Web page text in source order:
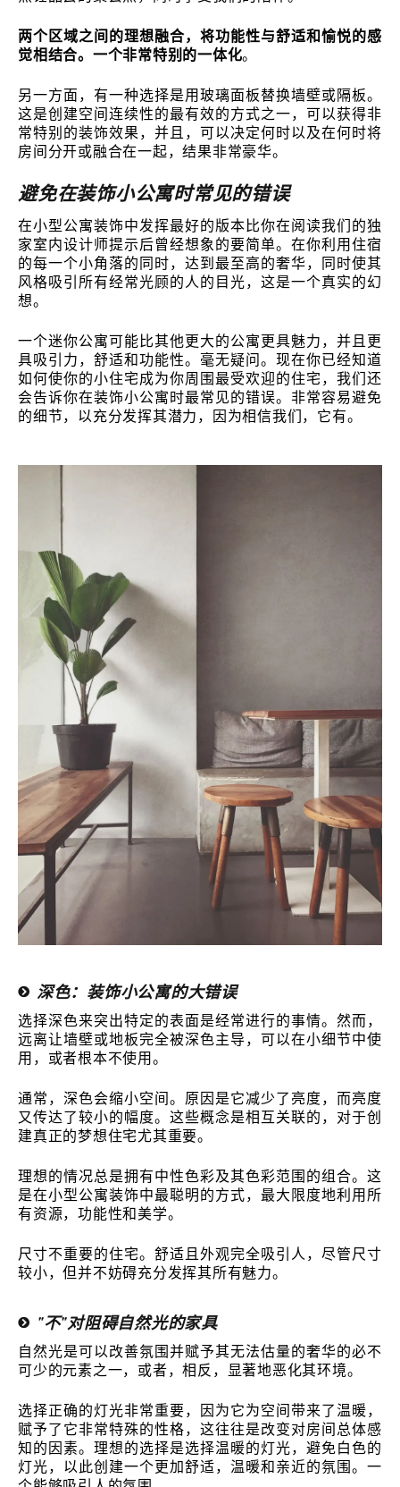
两个区域之间的理想融合，将功能性与舒适和愉悦的感
觉相结合。一个非常特别的一体化。
另一方面，有一种选择是用玻璃面板替换墙壁或隔板。
这是创建空间连续性的最有效的方式之一，可以获得非
常特别的装饰效果，并且，可以决定何时以及在何时将
房间分开或融合在一起，结果非常豪华。
避免在装饰小公寓时常见的错误
在小型公寓装饰中发挥最好的版本比你在阅读我们的独
家室内设计师提示后曾经想象的要简单。在你利用住宿
的每一个小角落的同时，达到最至高的奢华，同时使其
风格吸引所有经常光顾的人的目光，这是一个真实的幻
想。
一个迷你公寓可能比其他更大的公寓更具魅力，并且更
具吸引力，舒适和功能性。毫无疑问。现在你已经知道
如何使你的小住宅成为你周围最受欢迎的住宅，我们还
会告诉你在装饰小公寓时最常见的错误。非常容易避免
的细节，以充分发挥其潜力，因为相信我们，它有。
深色：装饰小公寓的大错误
选择深色来突出特定的表面是经常进行的事情。然而，
远离让墙壁或地板完全被深色主导，可以在小细节中使
用，或者根本不使用。
通常，深色会缩小空间。原因是它减少了亮度，而亮度
又传达了较小的幅度。这些概念是相互关联的，对于创
建真正的梦想住宅尤其重要。
理想的情况总是拥有中性色彩及其色彩范围的组合。这
是在小型公寓装饰中最聪明的方式，最大限度地利用所
有资源，功能性和美学。
尺寸不重要的住宅。舒适且外观完全吸引人，尽管尺寸
较小，但并不妨碍充分发挥其所有魅力。
"不"对阻碍自然光的家具
自然光是可以改善氛围并赋予其无法估量的奢华的必不
可少的元素之一，或者，相反，显著地恶化其环境。
选择正确的灯光非常重要，因为它为空间带来了温暖，
赋予了它非常特殊的性格，这往往是改变对房间总体感
知的因素。理想的选择是选择温暖的灯光，避免白色的
灯光，以此创建一个更加舒适，温暖和亲近的氛围。一